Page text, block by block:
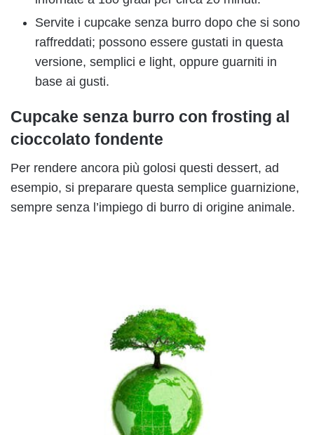
Servite i cupcake senza burro dopo che si sono
raffreddati; possono essere gustati in questa
versione, semplici e light, oppure guarniti in
base ai gusti.
Cupcake senza burro con frosting al
cioccolato fondente
Per rendere ancora più golosi questi dessert, ad
esempio, si preparare questa semplice guarnizione,
sempre senza l’impiego di burro di origine animale.